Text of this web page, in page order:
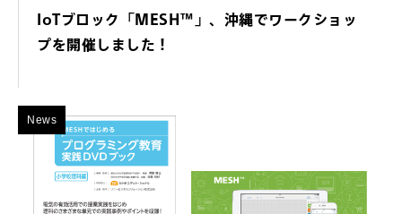
IoTブロック「MESH™」、沖縄でワークショッ
プを開催しました！
News